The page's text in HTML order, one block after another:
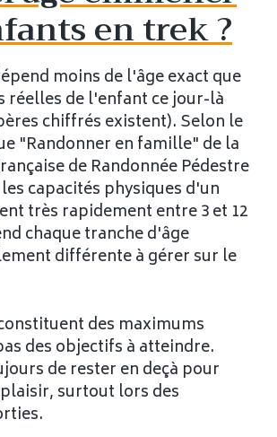
en trek ?
moins de l'âge exact que
réelles de l'enfant ce jour-là
chiffrés existent). Selon le
"Randonner en famille" de la
de Randonnée Pédestre
les capacités physiques d'un
très rapidement entre 3 et 12
chaque tranche d'âge
différente à gérer sur le
des maximums
des objectifs à atteindre.
de rester en deçà pour
surtout lors des